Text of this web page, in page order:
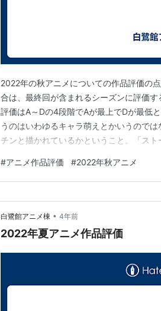
2022年の秋アニメについての作品評価の
合は、最終回が含まれるシーズンに評価
評価はA～Dの4段階でAが最上でDが最低
うのはいわゆるキャラ萌えとかいうので
チンと描かれているかということ。「ス
ったり、ストーリー展開が無茶だったり
なかったりなど、納得しにくい難点を抱
#アニメ作品評価 #2022年秋アニメ
白鷺館アニメ棟 • 4年前
2022年夏アニメ作品評価